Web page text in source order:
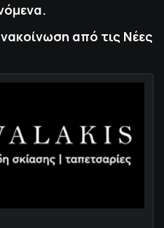
από τις Νέες